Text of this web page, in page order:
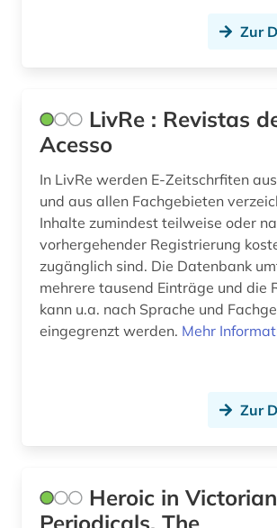
online-publikation (1)
osmanisch (1)
periodica (1)
persisch (1)
photographs (1)
physik (2)
Zur
LivRe : Revistas
Acesso
In LivRe werden E-Zeitschrfiten
und aus allen Fachgebieten
Inhalte zumindest teilweise oder
vorhergehender Registrierung
zugänglich sind. Die Datenbank umfasst
mehrere tausend Einträge und die
kann u.a. nach Sprache und
eingegrenzt werden. Mehr
Zur
Heroic in Victorian